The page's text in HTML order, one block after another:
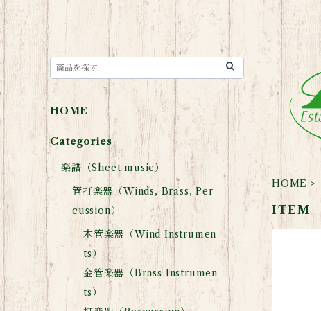
HOME
ITEM
HOME
Categories
楽譜（Sheet music）
管打楽器（Winds, Brass, Per
cussion）
木管楽器（Wind Instrumen
ts）
金管楽器（Brass Instrumen
ts）